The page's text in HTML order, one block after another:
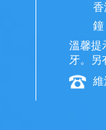
香
鐘
溫馨提
牙。另
維